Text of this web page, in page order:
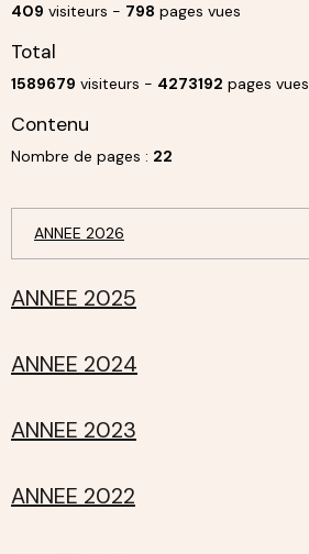
409 visiteurs - 798 pages vues
Total
1589679 visiteurs - 4273192 pages vues
Contenu
Nombre de pages : 22
ANNEE 2026
ANNEE 2025
ANNEE 2024
ANNEE 2023
ANNEE 2022